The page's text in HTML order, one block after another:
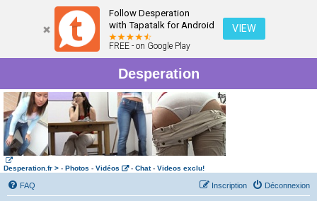
Follow Desperation
with Tapatalk for Android
FREE - on Google Play
VIEW
Desperation
Desperation.fr > - Photos - Vidéos - Chat- Videos exclu!
FAQ Déconnexion
Inscription